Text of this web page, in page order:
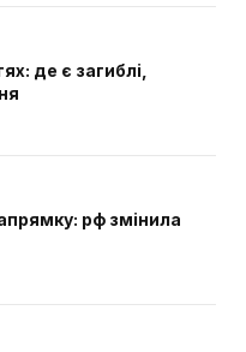
де є загиблі,
рф змінила